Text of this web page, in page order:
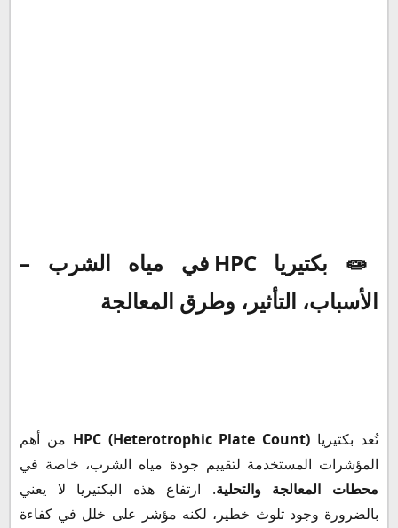
⚠️ هل بكتيريا HPC خطيرة على الإنسان؟
💥 تأثير بكتيريا HPC على جودة المياه
🧪 كيفية قياس بكتيريا HPC في المختبر
🧯 طرق معالجة ارتفاع بكتيريا HPC
🧫 بكتيريا HPC في مياه الشرب –
الأسباب، التأثير، وطرق المعالجة
تُعد بكتيريا HPC (Heterotrophic Plate Count) من أهم
المؤشرات المستخدمة لتقييم جودة مياه الشرب، خاصة في
محطات المعالجة والتحلية. ارتفاع هذه البكتيريا لا يعني
بالضرورة وجود تلوث خطير، لكنه مؤشر على خلل في كفاءة